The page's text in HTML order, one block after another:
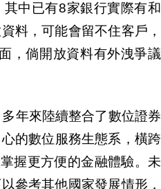
其中已有8家銀行實際有和
料，可能會留不住客戶 ，
，倘開放資料有外洩爭議
多年來陸續整合了數位證券
的數位服務生態系，橫跨
握更方便的金融體驗。未
參考其他國家發展情形，